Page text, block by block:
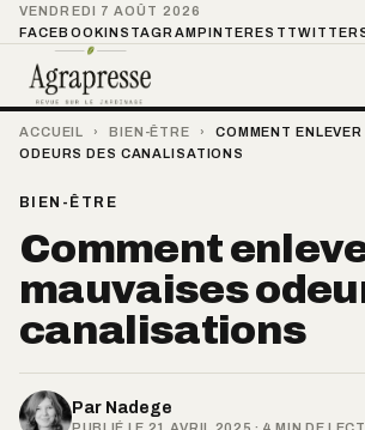
VENDREDI 7 AOÛT 2026
FACEBOOKINSTAGRAMPINTEREST TWITTER
ACCUEIL › BIEN-ÊTRE ›
COMMENT
ODEURS DES CANALISATIONS
BIEN-ÊTRE
Comment
mauvaises
canalisations
Par Nadege